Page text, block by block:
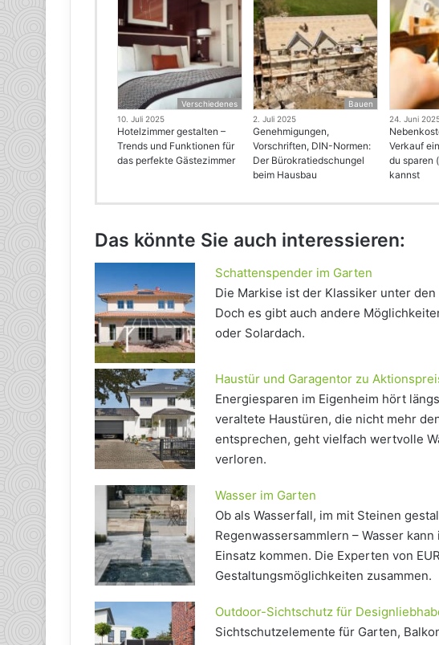
Verschiedenes
10. Juli 2025
Hotelzimmer gestalten –
Trends und Funktionen für
das perfekte Gästezimmer
Bauen
2. Juli 2025
Genehmigungen,
Vorschriften, DIN-Normen:
Der Bürokratiedschungel
beim Hausbau
24. Juni
Verkauf
du sparen
kannst
Das könnte Sie auch interessieren:
Schattenspender im Garten
Die Markise ist der Klassiker unter
Doch es gibt auch andere
oder Solardach.
Haustür und Garagentor zu
Energiesparen im Eigenheim hört
veraltete Haustüren, die nicht mehr
entsprechen, geht vielfach wertvolle
verloren.
Wasser im Garten
Ob als Wasserfall, im mit Steinen
Regenwassersammlern – Wasser
Einsatz kommen. Die Experten von
Gestaltungsmöglichkeiten zusammen.
Outdoor-Sichtschutz für
Sichtschutzelemente für Garten,